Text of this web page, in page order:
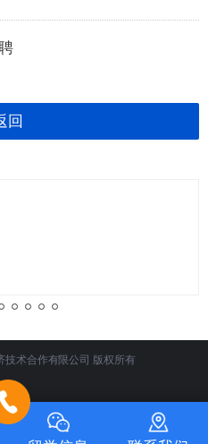
回
技术合作有限公司 版权所有